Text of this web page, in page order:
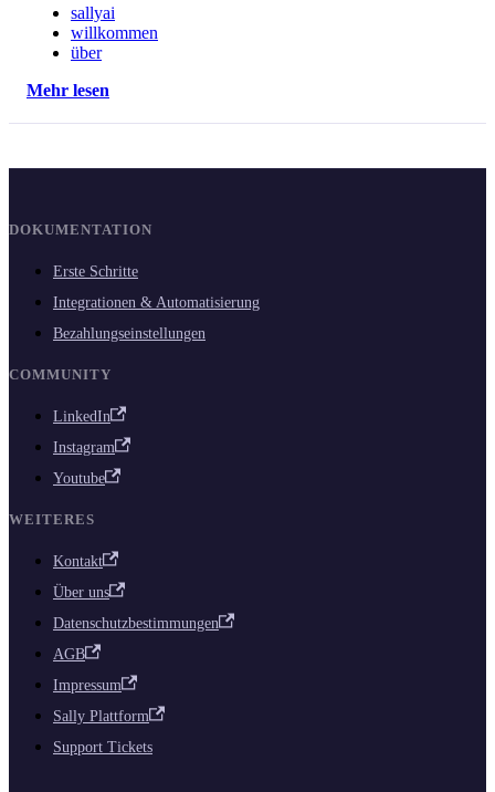
sallyai
willkommen
über
Mehr lesen
DOKUMENTATION
Erste Schritte
Integrationen & Automatisierung
Bezahlungseinstellungen
COMMUNITY
LinkedIn
Instagram
Youtube
WEITERES
Kontakt
Über uns
Datenschutzbestimmungen
AGB
Impressum
Sally Plattform
Support Tickets